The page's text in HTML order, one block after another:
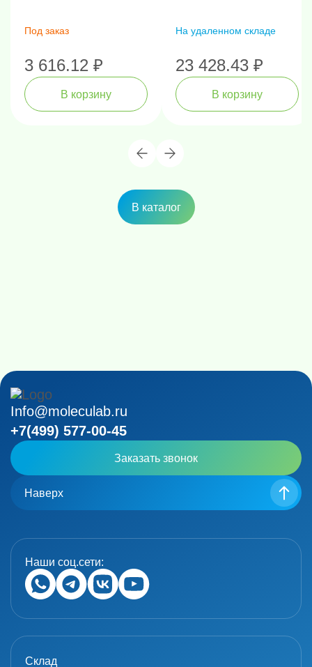
Под заказ
3 616.12 ₽
В корзину
На удаленном складе
23 428.43 ₽
В корзину
В каталог
Info@moleculab.ru
+7(499) 577-00-45
Заказать звонок
Наверх
Наши соц.сети:
Склад